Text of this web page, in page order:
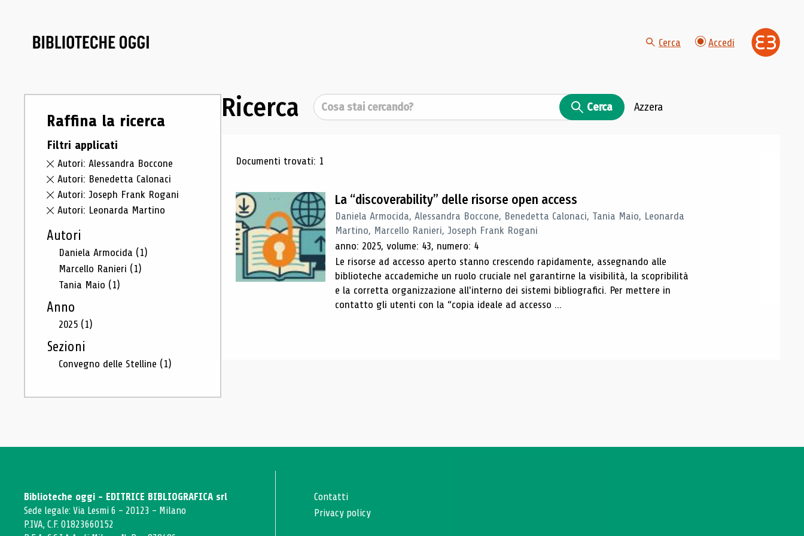
Cerca Accedi
Raffina la ricerca
Filtri applicati
Autori: Alessandra Boccone
Autori: Benedetta Calonaci
Autori: Joseph Frank Rogani
Autori: Leonarda Martino
Autori
Daniela Armocida (1)
Marcello Ranieri (1)
Tania Maio (1)
Anno
2025 (1)
Sezioni
Convegno delle Stelline (1)
Ricerca Cerca Cerca Azzera
Risultati di ricerca
Documenti trovati: 1
La “discoverability” delle risorse open access
Daniela Armocida, Alessandra Boccone, Benedetta Calonaci, Tania Maio, Leonarda
Martino, Marcello Ranieri, Joseph Frank Rogani
anno: 2025, volume: 43, numero: 4
Le risorse ad accesso aperto stanno crescendo rapidamente, assegnando alle
biblioteche accademiche un ruolo cruciale nel garantirne la visibilità, la scopribilità
e la corretta organizzazione all'interno dei sistemi bibliografici. Per mettere in
contatto gli utenti con la “copia ideale ad accesso ...
Biblioteche oggi - EDITRICE BIBLIOGRAFICA srl
Sede legale: Via Lesmi 6 - 20123 - Milano
P.IVA, C.F. 01823660152
Contatti
Privacy policy